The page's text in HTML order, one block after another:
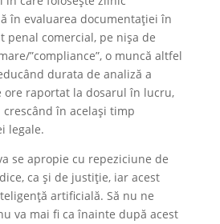
în evaluarea documentației în
penal comercial, pe nișa de
”compliance”, o muncă altfel
durata de analiză a
ore raportat la dosarul în lucru,
în același timp
legale.
se apropie cu repeziciune de
ca și de justiție, iar acest
artificială. Să nu ne
va mai fi ca înainte după acest